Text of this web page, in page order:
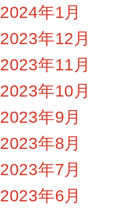
2024年1月
2023年12月
2023年11月
2023年10月
2023年9月
2023年8月
2023年7月
2023年6月